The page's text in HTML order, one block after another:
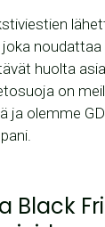
noudattaa
huolta
on
ja olemme
Black